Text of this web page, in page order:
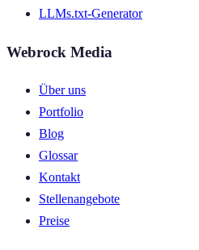
LLMs.txt-Generator
Webrock Media
Über uns
Portfolio
Blog
Glossar
Kontakt
Stellenangebote
Preise